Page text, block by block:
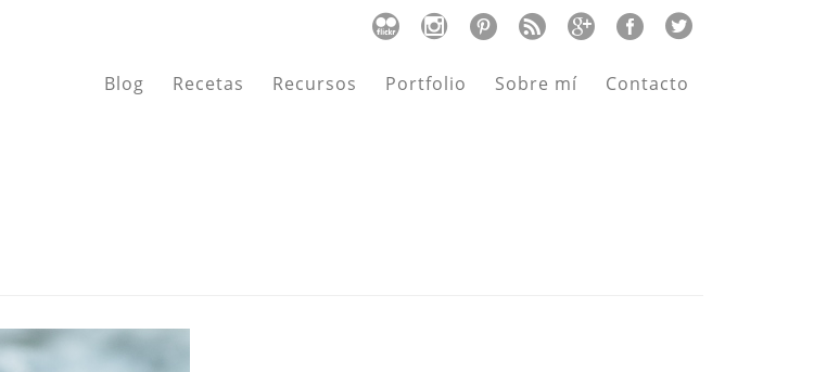
Blog Recetas Recursos Portfolio Sobre mí Contacto